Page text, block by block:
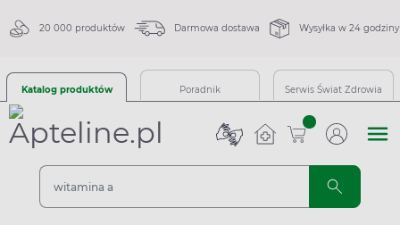
20 000 produktów Darmowa dostawa Wysyłka w 24 godziny
Katalog produktów Poradnik Serwis Świat Zdrowia
sztuk